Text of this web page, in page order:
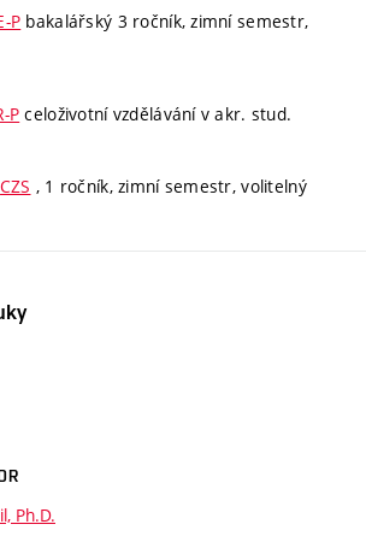
P bakalářský 3 ročník, zimní semestr,
P celoživotní vzdělávání v akr. stud.
CZS , 1 ročník, zimní semestr, volitelný
Ph.D.